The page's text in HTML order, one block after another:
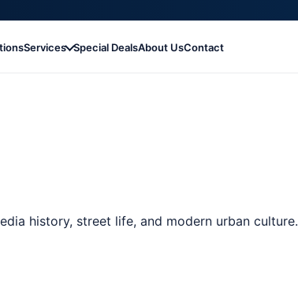
Services Special DealsAbout UsContact
history, street life, and modern urban culture.